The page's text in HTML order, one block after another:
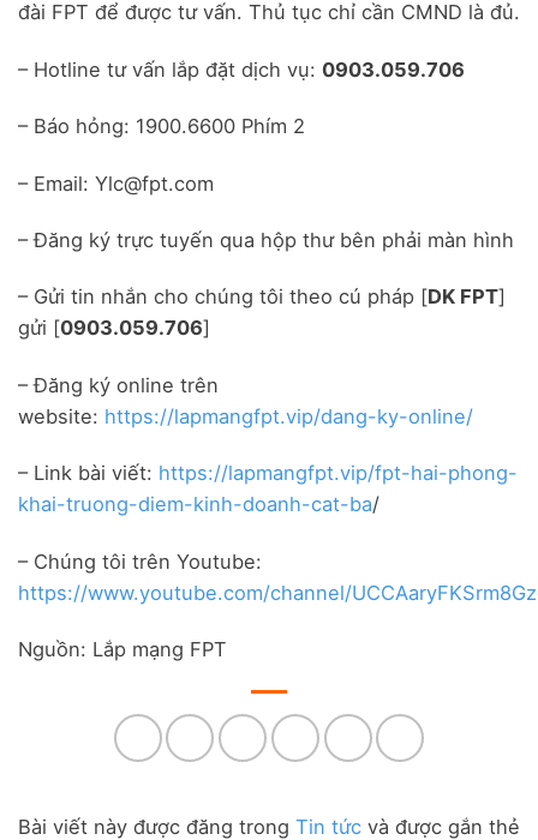
đài FPT để được tư vấn. Thủ tục chỉ cần CMND là đủ.
– Hotline tư vấn lắp đặt dịch vụ: 0903.059.706
– Báo hỏng: 1900.6600 Phím 2
– Email: Ylc@fpt.com
– Đăng ký trực tuyến qua hộp thư bên phải màn hình
– Gửi tin nhắn cho chúng tôi theo cú pháp [DK FPT]
gửi [0903.059.706]
– Đăng ký online trên
website: https://lapmangfpt.vip/dang-ky-online/
– Link bài viết: https://lapmangfpt.vip/fpt-hai-phong-
khai-truong-diem-kinh-doanh-cat-ba/
– Chúng tôi trên Youtube:
https://www.youtube.com/channel/
Nguồn: Lắp mạng FPT
Bài viết này được đăng trong Tin tức và được gắn thẻ